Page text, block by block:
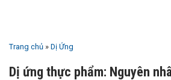
Trang chủ » Dị Ứng
Dị ứng thực phẩm: Nguyên